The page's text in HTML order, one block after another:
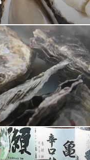
の恵みを存分に味わえ
しみいただけます。生
牡蠣なら香ばしさと凝
わいです♪新鮮な美味し
せてお楽しみくださ
かき『ミルキー鉄男の
！1,100円と値段もお